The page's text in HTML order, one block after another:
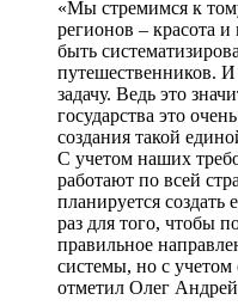
«Мы стремимся к
регионов – красота
быть
путешественников.
задачу. Ведь это
государства это
создания такой
С учетом наших
работают по всей
планируется
раз для того, чтобы
правильное
системы, но с
отметил Олег